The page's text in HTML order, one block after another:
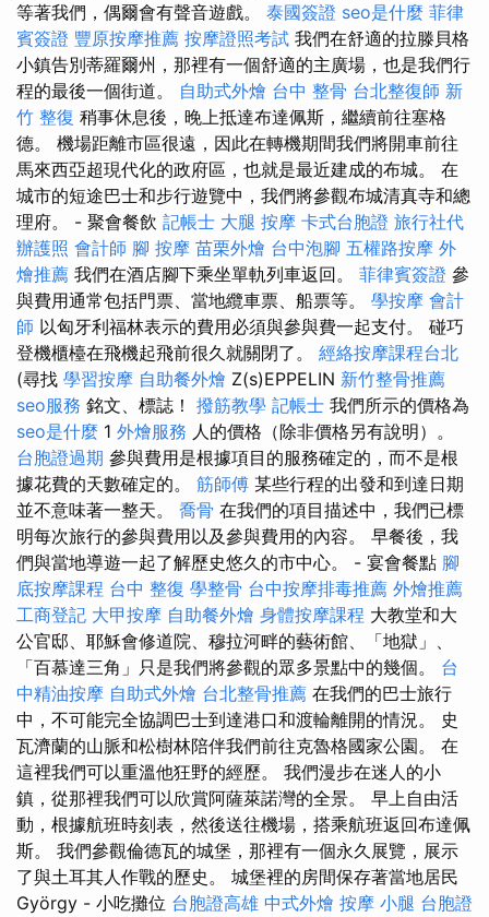
等著我們，偶爾會有聲音遊戲。 泰國簽證 seo是什麼 菲律
賓簽證 豐原按摩推薦 按摩證照考試 我們在舒適的拉滕貝格
小鎮告別蒂羅爾州，那裡有一個舒適的主廣場，也是我們行
程的最後一個街道。 自助式外燴 台中 整骨 台北整復師 新
竹 整復 稍事休息後，晚上抵達布達佩斯，繼續前往塞格
德。 機場距離市區很遠，因此在轉機期間我們將開車前往
馬來西亞超現代化的政府區，也就是最近建成的布城。 在
城市的短途巴士和步行遊覽中，我們將參觀布城清真寺和總
理府。 - 聚會餐飲 記帳士 大腿 按摩 卡式台胞證 旅行社代
辦護照 會計師 腳 按摩 苗栗外燴 台中泡腳 五權路按摩 外
燴推薦 我們在酒店腳下乘坐單軌列車返回。 菲律賓簽證 參
與費用通常包括門票、當地纜車票、船票等。 學按摩 會計
師 以匈牙利福林表示的費用必須與參與費一起支付。 碰巧
登機櫃檯在飛機起飛前很久就關閉了。 經絡按摩課程台北
(尋找 學習按摩 自助餐外燴 Z(s)EPPELIN 新竹整骨推薦
seo服務 銘文、標誌！ 撥筋教學 記帳士 我們所示的價格為
seo是什麼 1 外燴服務 人的價格（除非價格另有說明）。
台胞證過期 參與費用是根據項目的服務確定的，而不是根
據花費的天數確定的。 筋師傅 某些行程的出發和到達日期
並不意味著一整天。 喬骨 在我們的項目描述中，我們已標
明每次旅行的參與費用以及參與費用的內容。 早餐後，我
們與當地導遊一起了解歷史悠久的市中心。 - 宴會餐點 腳
底按摩課程 台中 整復 學整骨 台中按摩排毒推薦 外燴推薦
工商登記 大甲按摩 自助餐外燴 身體按摩課程 大教堂和大
公官邸、耶穌會修道院、穆拉河畔的藝術館、「地獄」、
「百慕達三角」只是我們將參觀的眾多景點中的幾個。 台
中精油按摩 自助式外燴 台北整骨推薦 在我們的巴士旅行
中，不可能完全協調巴士到達港口和渡輪離開的情況。 史
瓦濟蘭的山脈和松樹林陪伴我們前往克魯格國家公園。 在
這裡我們可以重溫他狂野的經歷。 我們漫步在迷人的小
鎮，從那裡我們可以欣賞阿薩萊諾灣的全景。 早上自由活
動，根據航班時刻表，然後送往機場，搭乘航班返回布達佩
斯。 我們參觀倫德瓦的城堡，那裡有一個永久展覽，展示
了與土耳其人作戰的歷史。 城堡裡的房間保存著當地居民
György - 小吃攤位 台胞證高雄 中式外燴 按摩 小腿 台胞證